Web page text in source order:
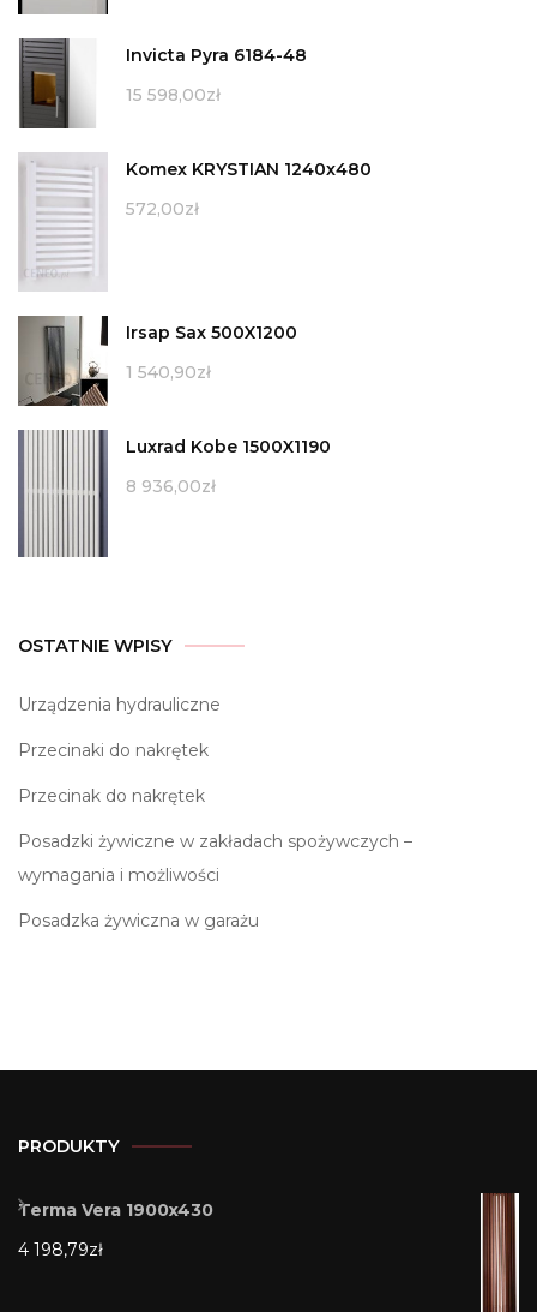
Invicta Pyra 6184-48
15 598,00zł
Komex KRYSTIAN 1240x480
572,00zł
Irsap Sax 500X1200
1 540,90zł
Luxrad Kobe 1500X1190
8 936,00zł
OSTATNIE WPISY
Urządzenia hydrauliczne
Przecinaki do nakrętek
Przecinak do nakrętek
Posadzki żywiczne w zakładach spożywczych –
wymagania i możliwości
Posadzka żywiczna w garażu
PRODUKTY
Terma Vera 1900x430
4 198,79zł